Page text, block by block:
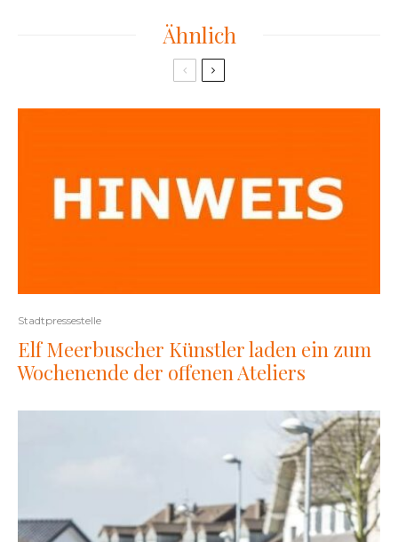
Ähnlich
Stadtpressestelle
Elf Meerbuscher Künstler laden ein zum
Wochenende der offenen Ateliers